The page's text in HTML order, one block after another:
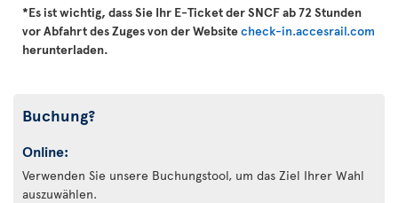
*Es ist wichtig, dass Sie Ihr E-Ticket der SNCF ab 72 Stunden
vor Abfahrt des Zuges von der Websitecheck-in.accesrail.com
herunterladen.
Buchung?
Online:
Verwenden Sie unsere Buchungstool, um das Ziel Ihrer Wahl
auszuwählen.